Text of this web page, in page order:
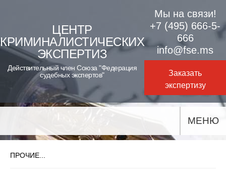
content
ЦЕНТР
КРИМИНАЛИСТИЧЕСКИХ
ЭКСПЕРТИЗ
Действительный член Союза "Федерация
судебных экспертов"
Мы на связи!
+7 (495) 666-5-
666
info@fse.ms
Заказать
экспертизу
МЕНЮ
ПРОЧИЕ...